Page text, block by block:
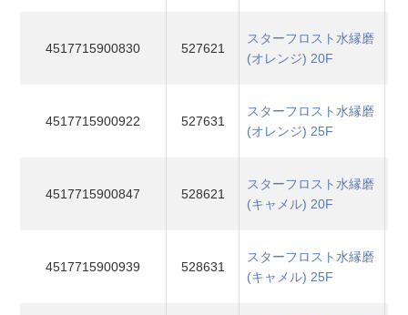
4517715900830 527621
スターフロスト水縁磨
(オレンジ) 20F
4517715900922 527631
スターフロスト水縁磨
(オレンジ) 25F
4517715900847 528621
スターフロスト水縁磨
(キャメル) 20F
4517715900939 528631
スターフロスト水縁磨
(キャメル) 25F